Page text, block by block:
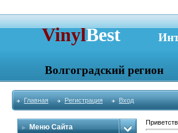
VinylBest
Волгоградский регион
Главная Регистрация Вход
Меню Сайта